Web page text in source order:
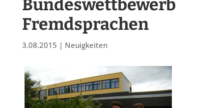
Bundeswettbewerb
Fremdsprachen
3.08.2015 | Neuigkeiten